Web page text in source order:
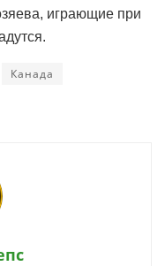
играющие при
Канада